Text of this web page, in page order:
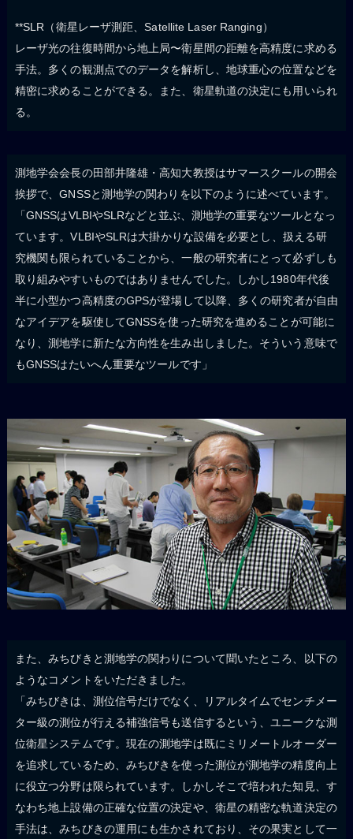
**SLR（衛星レーザ測距、Satellite Laser Ranging）
レーザ光の往復時間から地上局〜衛星間の距離を高精度に求める
手法。多くの観測点でのデータを解析し、地球重心の位置などを
精密に求めることができる。また、衛星軌道の決定にも用いられ
る。
測地学会会長の田部井隆雄・高知大教授はサマースクールの開会
挨拶で、GNSSと測地学の関わりを以下のように述べています。
「GNSSはVLBIやSLRなどと並ぶ、測地学の重要なツールとなっ
ています。VLBIやSLRは大掛かりな設備を必要とし、扱える研
究機関も限られていることから、一般の研究者にとって必ずしも
取り組みやすいものではありませんでした。しかし1980年代後
半に小型かつ高精度のGPSが登場して以降、多くの研究者が自由
なアイデアを駆使してGNSSを使った研究を進めることが可能に
なり、測地学に新たな方向性を生み出しました。そういう意味で
もGNSSはたいへん重要なツールです」
また、みちびきと測地学の関わりについて聞いたところ、以下の
ようなコメントをいただきました。
「みちびきは、測位信号だけでなく、リアルタイムでセンチメー
ター級の測位が行える補強信号も送信するという、ユニークな測
位衛星システムです。現在の測地学は既にミリメートルオーダー
を追求しているため、みちびきを使った測位が測地学の精度向上
に役立つ分野は限られています。しかしそこで培われた知見、す
なわち地上設備の正確な位置の決定や、衛星の精密な軌道決定の
手法は、みちびきの運用にも生かされており、その果実として一